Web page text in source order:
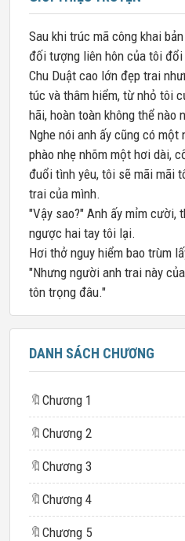
Sau khi trúc mã công khai
đối tượng liên hôn của tôi đổi
Chu Duật cao lớn đẹp trai
túc và thâm hiểm, từ nhỏ tôi
hãi, hoàn toàn không thể nào
Nghe nói anh ấy cũng có
phào nhẹ nhõm một hơi dài,
đuổi tình yêu, tôi sẽ mãi mãi
trai của mình.
"Vậy sao?" Anh ấy mỉm cười,
ngược hai tay tôi lại.
Hơi thở nguy hiểm bao trùm
"Nhưng người anh trai này
tôn trọng đâu."
DANH SÁCH CHƯƠNG
🔖 Chương 1
🔖 Chương 2
🔖 Chương 3
🔖 Chương 4
🔖 Chương 5